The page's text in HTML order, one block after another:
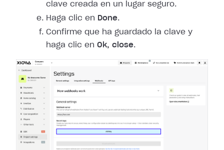
clave creada en un lugar seguro.
Haga clic en Done.
Confirme que ha guardado la clave y
haga clic en Ok, close.